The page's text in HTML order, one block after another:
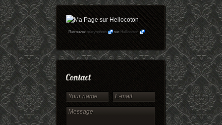
Retrouvezmaryophoto surHellocoton